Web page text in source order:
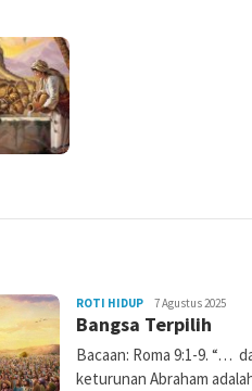
ROTI HIDUP admin
7 Agustus 2025
Bangsa Terpilih
Bacaan: Roma 9:1-9. “…
keturunan Abraham